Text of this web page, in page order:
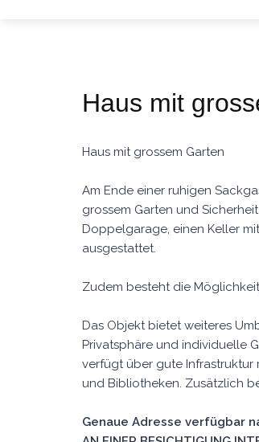
Haus mit
Haus mit grossem Garten
Am Ende einer ruhigen
grossem Garten und
Doppelgarage, einen Keller
ausgestattet.
Zudem besteht die
Das Objekt bietet weiteres
Privatsphäre und individuelle
verfügt über gute
und Bibliotheken. Zusätzlich
Genaue Adresse verfügbar